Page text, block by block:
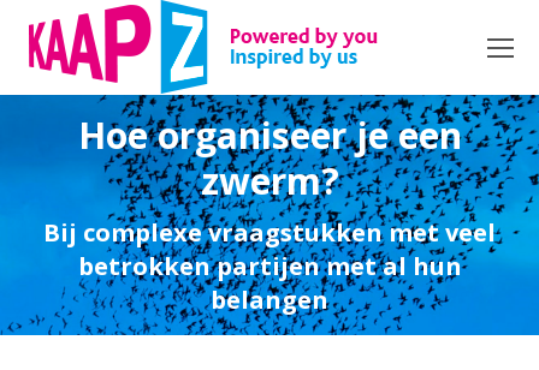
Hoe organiseer je een
zwerm?
Bij complexe vraagstukken met veel
betrokken partijen met al hun
belangen